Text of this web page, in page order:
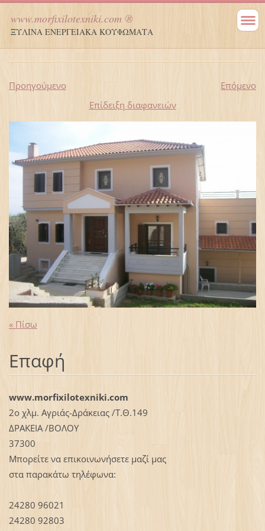
www.morfixilotexniki.com ®
ΞΥΛΙΝΑ ΕΝΕΡΓΕΙΑΚΑ ΚΟΥΦΩΜΑΤΑ
Προηγούμενο
Επόμενο
Επίδειξη διαφανειών
« Πίσω
Επαφή
www.morfixilotexniki.com
2ο χλμ. Αγριάς-Δράκειας /Τ.Θ.149
ΔΡΑΚΕΙΑ /ΒΟΛΟΥ
37300
Μπορείτε να επικοινωνήσετε μαζί μας
στα παρακάτω τηλέφωνα:
24280 96021
24280 92803